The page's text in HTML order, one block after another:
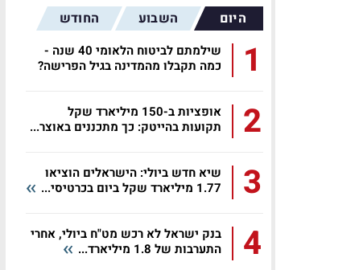
היום השבוע החודש
1
שילמתם לביטוח הלאומי 40 שנה -
כמה תקבלו מהמדינה בגיל הפרישה?
2
אופציות ב-150 מיליארד שקל
תקועות בהייטק: כך מתכננים באוצר...
3
שיא חדש ביולי: הישראלים הוציאו
1.77 מיליארד שקל ביום בכרטיסי...
4
בנק ישראל לא רכש מט"ח ביולי, אחרי
התערבות של 1.8 מיליארד...